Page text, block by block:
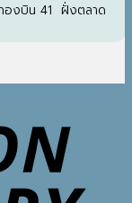
องบิน 41 ฝั่งตลาด